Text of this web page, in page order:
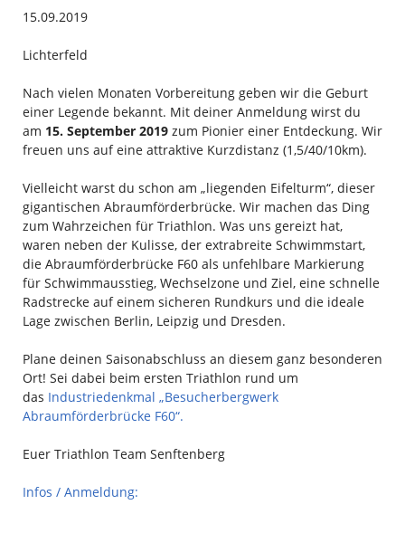
15.09.2019
Lichterfeld
Nach vielen Monaten Vorbereitung geben wir die Geburt
einer Legende bekannt. Mit deiner Anmeldung wirst du
am 15. September 2019zum Pionier einer Entdeckung. Wir
freuen uns auf eine attraktive Kurzdistanz (1,5/40/10km).
Vielleicht warst du schon am „liegenden Eifelturm“, dieser
gigantischen Abraumförderbrücke. Wir machen das Ding
zum Wahrzeichen für Triathlon. Was uns gereizt hat,
waren neben der Kulisse, der extrabreite Schwimmstart,
die Abraumförderbrücke F60 als unfehlbare Markierung
für Schwimmausstieg, Wechselzone und Ziel, eine schnelle
Radstrecke auf einem sicheren Rundkurs und die ideale
Lage zwischen Berlin, Leipzig und Dresden.
Plane deinen Saisonabschluss an diesem ganz besonderen
Ort! Sei dabei beim ersten Triathlon rund um
das Industriedenkmal „Besucherbergwerk
Abraumförderbrücke F60“.
Euer Triathlon Team Senftenberg
Infos / Anmeldung: